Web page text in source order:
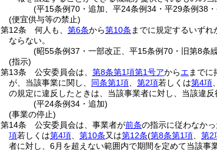
(平15条例70・追加、平24条例34・平29条例38
(便宜供与等の禁止)
第12条
何人も、 第6条から第10条 までに規定するいず
ならない。
(昭55条例37・一部改正、平15条例70・旧第8条
(指示)
第13条
公安委員会は、 第8条第1項第1号アからエ までに
が、当該事業に関し、 同条第1項 第2項若しくは第4項
の規定に違反したときは、当該事業者に対し、当該違
(平24条例34・追加)
(事業の停止)
第14条
公安委員会は、事業者が前条の指示に従わなか
項若しくは第4項 第10条又は第12条(第8条第1項 第2
者に対し、6月を超えない範囲内で期間を定めて当該事